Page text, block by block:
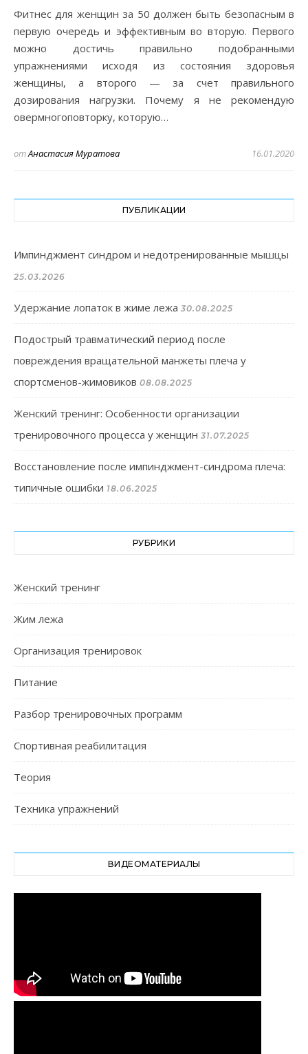
Фитнес для женщин за 50 должен быть безопасным в
первую очередь и эффективным во вторую. Первого
можно достичь правильно подобранными
упражнениями исходя из состояния здоровья
женщины, а второго — за счет правильного
дозирования нагрузки. Почему я не рекомендую
овермногоповторку, которую…
отАнастасия Муратова 16.01.2020
ПУБЛИКАЦИИ
Импинджмент синдром и недотренированные мышцы
25.03.2026
Удержание лопаток в жиме лежа 30.08.2025
Подострый травматический период после
повреждения вращательной манжеты плеча у
спортсменов-жимовиков 08.08.2025
Женский тренинг: Особенности организации
тренировочного процесса у женщин 31.07.2025
Восстановление после импинджмент-синдрома плеча:
типичные ошибки 18.06.2025
РУБРИКИ
Женский тренинг
Жим лежа
Организация тренировок
Питание
Разбор тренировочных программ
Спортивная реабилитация
Теория
Техника упражнений
ВИДЕОМАТЕРИАЛЫ